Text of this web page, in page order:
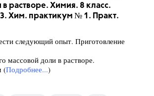
растворе. Химия. 8 класс.
Хим. практикум № 1. Практ.
следующий опыт. Приготовление
массовой доли в растворе.
(Подробнее...)